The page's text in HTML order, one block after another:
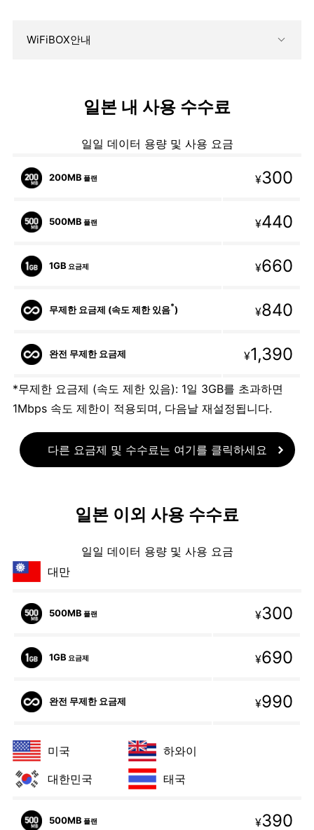
WiFiBOX안내
일본 내 사용 수수료
일일 데이터 용량 및 사용 요금
200MB 플랜 ¥300
500MB 플랜 ¥440
1GB 요금제 ¥660
무제한 요금제 (속도 제한 있음*) ¥840
완전 무제한 요금제 ¥1,390
*무제한 요금제 (속도 제한 있음): 1일 3GB를 초과하면
1Mbps 속도 제한이 적용되며, 다음날 재설정됩니다.
다른 요금제 및 수수료는 여기를 클릭하세요
일본 이외 사용 수수료
일일 데이터 용량 및 사용 요금
대만
500MB 플랜 ¥300
1GB 요금제 ¥690
완전 무제한 요금제 ¥990
미국
하와이
대한민국
태국
500MB 플랜 ¥390